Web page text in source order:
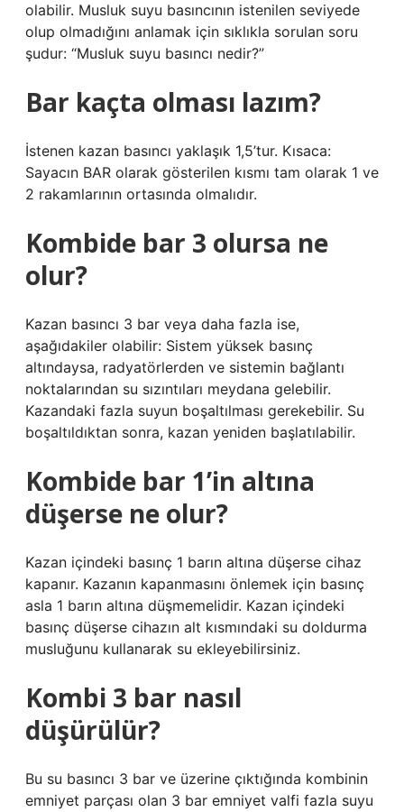
olabilir. Musluk suyu basıncının istenilen seviyede
olup olmadığını anlamak için sıklıkla sorulan soru
şudur: “Musluk suyu basıncı nedir?”
Bar kaçta olması lazım?
İstenen kazan basıncı yaklaşık 1,5’tur. Kısaca:
Sayacın BAR olarak gösterilen kısmı tam olarak 1 ve
2 rakamlarının ortasında olmalıdır.
Kombide bar 3 olursa ne
olur?
Kazan basıncı 3 bar veya daha fazla ise,
aşağıdakiler olabilir: Sistem yüksek basınç
altındaysa, radyatörlerden ve sistemin bağlantı
noktalarından su sızıntıları meydana gelebilir.
Kazandaki fazla suyun boşaltılması gerekebilir. Su
boşaltıldıktan sonra, kazan yeniden başlatılabilir.
Kombide bar 1’in altına
düşerse ne olur?
Kazan içindeki basınç 1 barın altına düşerse cihaz
kapanır. Kazanın kapanmasını önlemek için basınç
asla 1 barın altına düşmemelidir. Kazan içindeki
basınç düşerse cihazın alt kısmındaki su doldurma
musluğunu kullanarak su ekleyebilirsiniz.
Kombi 3 bar nasıl
düşürülür?
Bu su basıncı 3 bar ve üzerine çıktığında kombinin
emniyet parçası olan 3 bar emniyet valfi fazla suyu